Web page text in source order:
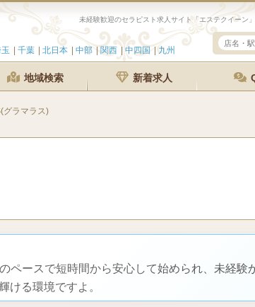
千葉 北日本 中部 関西 中四国 九州
地域検索 新着求人
グラマラス)
ペースで短時間から安心して始められ、未経験
ける環境ですよ。